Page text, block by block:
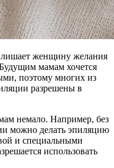
лишает женщину желания
мамам хочется
поэтому многих из
разрешены в
немало. Например, без
можно делать эпиляцию
и специальными
использовать